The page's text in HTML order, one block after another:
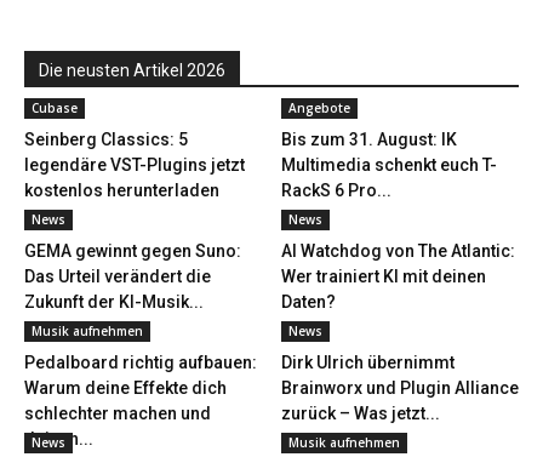
Die neusten Artikel 2026
Cubase
Seinberg Classics: 5
legendäre VST-Plugins jetzt
kostenlos herunterladen
Angebote
Bis zum 31. August: IK
Multimedia schenkt euch T-
RackS 6 Pro...
News
GEMA gewinnt gegen Suno:
Das Urteil verändert die
Zukunft der KI-Musik...
News
AI Watchdog von The Atlantic:
Wer trainiert KI mit deinen
Daten?
Musik aufnehmen
Pedalboard richtig aufbauen:
Warum deine Effekte dich
schlechter machen und
deinen...
News
Dirk Ulrich übernimmt
Brainworx und Plugin Alliance
zurück – Was jetzt...
News Musik aufnehmen